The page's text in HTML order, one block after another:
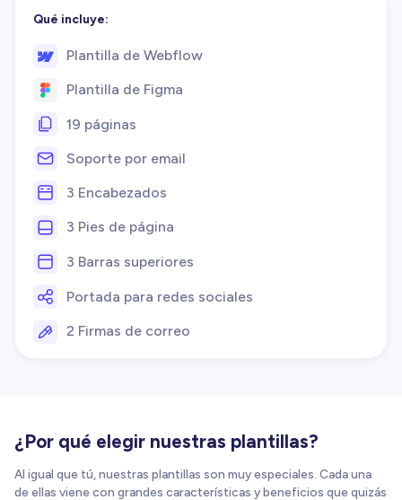
Qué incluye:
Plantilla de Webflow
Plantilla de Figma
19 páginas
Soporte por email
3 Encabezados
3 Pies de página
3 Barras superiores
Portada para redes sociales
2 Firmas de correo
¿Por qué elegir nuestras plantillas?
Al igual que tú, nuestras plantillas son muy especiales. Cada una
de ellas viene con grandes características y beneficios que quizás